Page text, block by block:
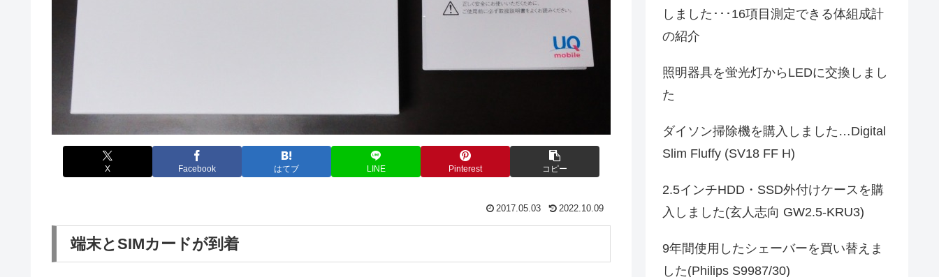
X Facebook はてブ LINE Pinterest コピー
2017.05.03 2022.10.09
端末とSIMカードが到着
しました･･･16項目測定できる体組成計
の紹介
照明器具を蛍光灯からLEDに交換しまし
た
ダイソン掃除機を購入しました…Digital
Slim Fluffy (SV18 FF H)
2.5インチHDD・SSD外付けケースを購
入しました(玄人志向 GW2.5-KRU3)
9年間使用したシェーバーを買い替えま
した(Philips S9987/30)